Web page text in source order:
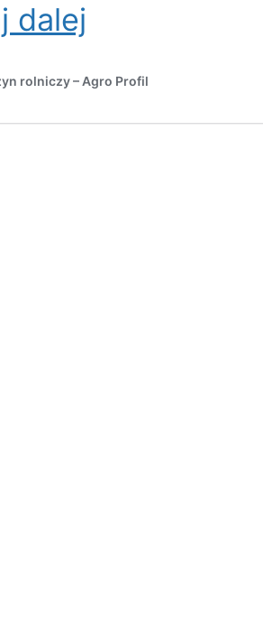
dalej
Praktyczny
dla
rolniczy – Agro Profil